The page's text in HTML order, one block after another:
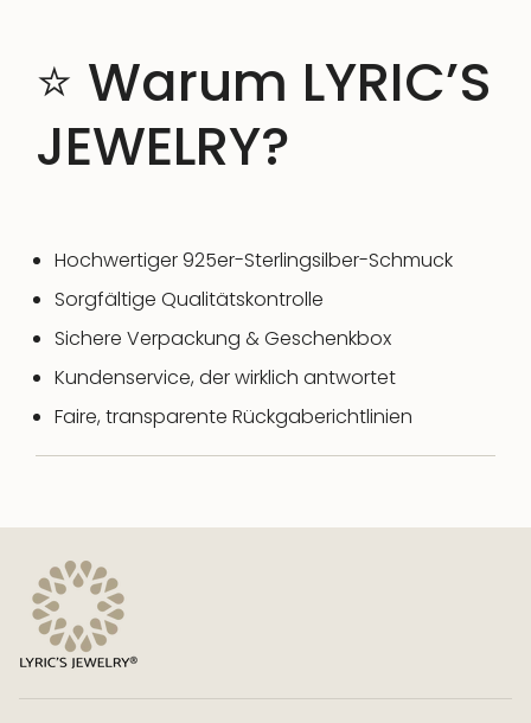
⭐ Warum LYRIC’S
JEWELRY?
Hochwertiger 925er-Sterlingsilber-Schmuck
Sorgfältige Qualitätskontrolle
Sichere Verpackung & Geschenkbox
Kundenservice, der wirklich antwortet
Faire, transparente Rückgaberichtlinien